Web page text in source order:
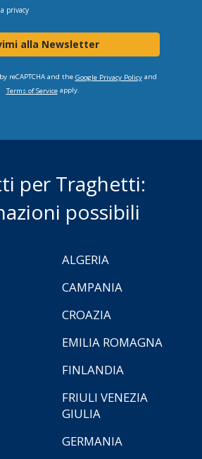
privacy
alla Newsletter
reCAPTCHA and the Google Privacy Policyand
Terms of Serviceapply.
per Traghetti:
possibili
ALGERIA
CAMPANIA
CROAZIA
EMILIA ROMAGNA
FINLANDIA
FRIULI VENEZIA
GIULIA
GERMANIA